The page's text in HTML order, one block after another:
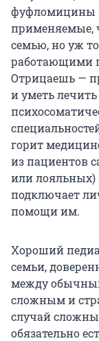
фуфломицины
применяемые,
семью, но уж
работающими
Отрицаешь —
и уметь
горит
из пациентов
или лояльных)
подключает
помощи им.
Хороший
семьи,
между
сложным и
случай
обязательно